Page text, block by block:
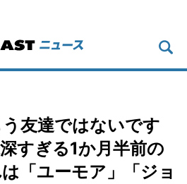
友達ではないです
すぎる1か月半前の
「ユーモア」「ジョ